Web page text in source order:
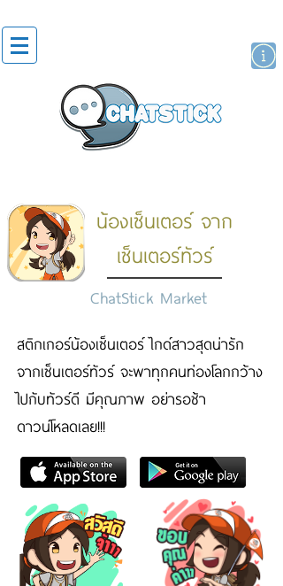
น้องเซ็นเตอร์ จาก
เซ็นเตอร์ทัวร์
ChatStick Market
สติกเกอร์น้องเซ็นเตอร์ ไกด์สาวสุดน่ารัก
จากเซ็นเตอร์ทัวร์ จะพาทุกคนท่องโลกกว้าง
ไปกับทัวร์ดี มีคุณภาพ อย่ารอช้า
ดาวน์โหลดเลย!!!